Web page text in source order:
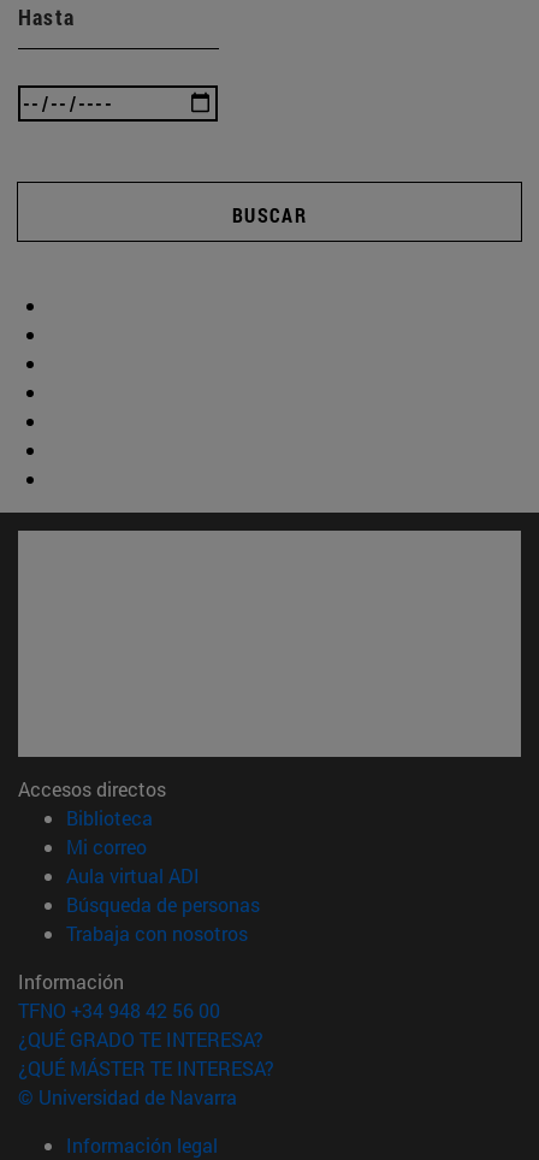
Hasta
BUSCAR
Accesos directos
Biblioteca
Mi correo(abre en nueva ventana)
Aula virtual ADI
Búsqueda de personas(abre en nueva ventana)
Trabaja con nosotros(abre en nueva ventana)
Información
TFNO +34 948 42 56 00
¿QUÉ GRADO TE INTERESA?
¿QUÉ MÁSTER TE INTERESA?
© Universidad de Navarra
Información legal